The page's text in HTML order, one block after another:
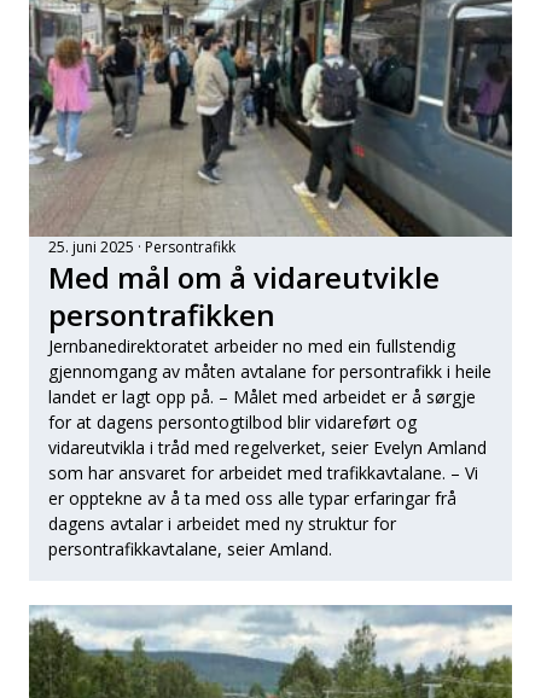
25. juni 2025 Persontrafikk
Med mål om å vidareutvikle
persontrafikken
Jernbanedirektoratet arbeider no med ein fullstendig
gjennomgang av måten avtalane for persontrafikk i heile
landet er lagt opp på. – Målet med arbeidet er å sørgje
for at dagens persontogtilbod blir vidareført og
vidareutvikla i tråd med regelverket, seier Evelyn Amland
som har ansvaret for arbeidet med trafikkavtalane. – Vi
er opptekne av å ta med oss alle typar erfaringar frå
dagens avtalar i arbeidet med ny struktur for
persontrafikkavtalane, seier Amland.